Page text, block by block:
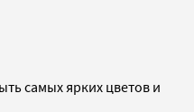
самых ярких цветов и